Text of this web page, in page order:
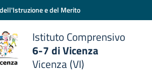
e del Merito
Istituto Comprensivo
6-7 di Vicenza
Vicenza (VI)